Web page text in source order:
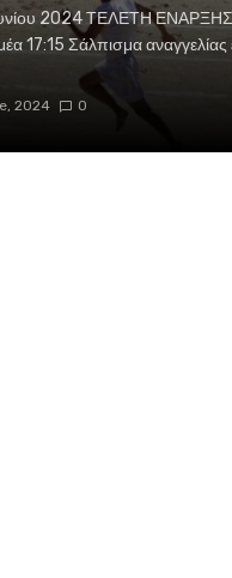
2024 ΤΕΛΕΤΗ ΕΝΑΡΞΗΣ
17:15 Σάλπισμα αναγγελίας
2024 0